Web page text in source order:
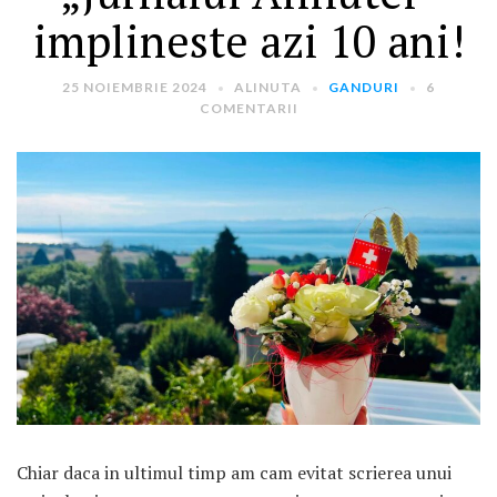
implineste azi 10 ani!
25 NOIEMBRIE 2024 ALINUTA GANDURI
6
COMENTARII
Chiar daca in ultimul timp am cam evitat scrierea unui
ARTICOLE RECENTE
„Jurnalul Alinutei”
implineste azi 10 ani!
25 NOIEMBRIE 2024
„Let’s Talk About
Menopause” – dincolo de a
fi un subiect tabu
2 APRILIE 2024
Cinque Terre